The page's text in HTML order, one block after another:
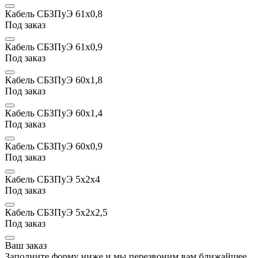
Кабель СБЗПуЭ 61x0,8
Под заказ
Кабель СБЗПуЭ 61x0,9
Под заказ
Кабель СБЗПуЭ 60х1,8
Под заказ
Кабель СБЗПуЭ 60х1,4
Под заказ
Кабель СБЗПуЭ 60x0,9
Под заказ
Кабель СБЗПуЭ 5х2х4
Под заказ
Кабель СБЗПуЭ 5х2х2,5
Под заказ
Ваш заказ